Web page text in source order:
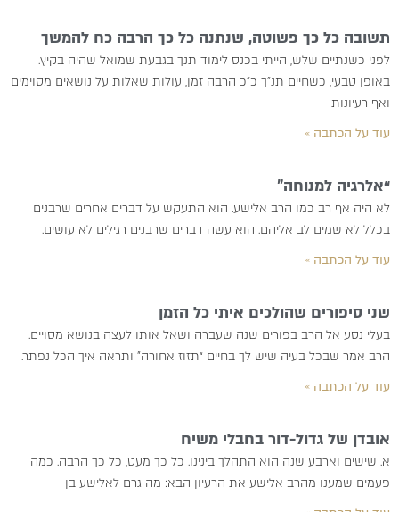
תשובה כל כך פשוטה, שנתנה כל כך הרבה כח להמשך
לפני כשנתיים שלש, הייתי בכנס לימוד תנך בגבעת שמואל שהיה בקיץ.
באופן טבעי, כשחיים תנ”ך כ”כ הרבה זמן, עולות שאלות על נושאים מסוימים
ואף רעיונות
עוד על הכתבה »
“אלרגיה למנוחה”
לא היה אף רב כמו הרב אלישע. הוא התעקש על דברים אחרים שרבנים
בכלל לא שמים לב אליהם. הוא עשה דברים שרבנים רגילים לא עושים.
עוד על הכתבה »
שני סיפורים שהולכים איתי כל הזמן
בעלי נסע אל הרב בפורים שנה שעברה ושאל אותו לעצה בנושא מסויים.
הרב אמר שבכל בעיה שיש לך בחיים “תזוז אחורה” ותראה איך הכל נפתר.
עוד על הכתבה »
אובדן של גדול-דור בחבלי משיח
א. שישים וארבע שנה הוא התהלך בינינו. כל כך מעט, כל כך הרבה. כמה
פעמים שמענו מהרב אלישע את הרעיון הבא: מה גרם לאלישע בן